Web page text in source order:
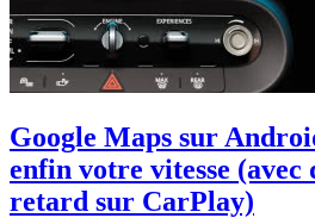
Google Maps sur
enfin votre vitesse (avec
retard sur CarPlay)